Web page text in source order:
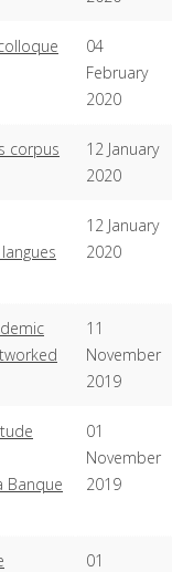
04
February
2020
corpus
12 January
2020
12 January
2020
11
November
2019
Banque
01
November
2019
01